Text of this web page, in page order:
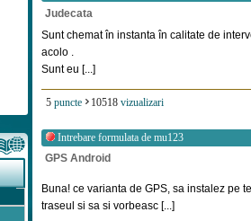
Judecata
Sunt chemat în instanta în calitate de
acolo .
Sunt eu [...]
5 puncte 10518 vizualizari
Intrebare formulata de mu123
GPS Android
Buna! ce varianta de GPS, sa instalez pe
traseul si sa si vorbeasc [...]